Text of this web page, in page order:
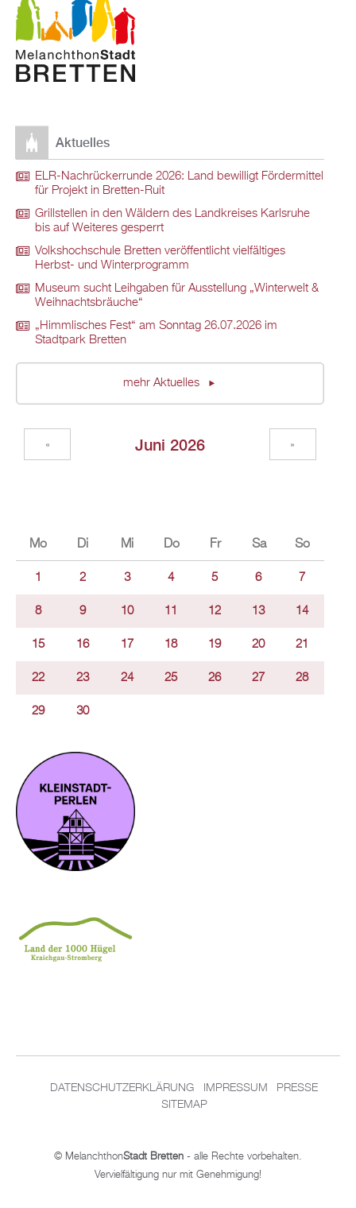
Aktuelles
ELR-Nachrückerrunde 2026: Land bewilligt Fördermittel
für Projekt in Bretten-Ruit
Grillstellen in den Wäldern des Landkreises Karlsruhe
bis auf Weiteres gesperrt
Volkshochschule Bretten veröffentlicht vielfältiges
Herbst- und Winterprogramm
Museum sucht Leihgaben für Ausstellung „Winterwelt &
Weihnachtsbräuche“
„Himmlisches Fest“ am Sonntag 26.07.2026 im
Stadtpark Bretten
mehr Aktuelles
Juni 2026
« »
Mo Di Mi Do Fr Sa So
1 2 3 4 5 6 7
8 9 10 11 12 13 14
15 16 17 18 19 20 21
22 23 24 25 26 27 28
29 30
DATENSCHUTZERKLÄRUNG IMPRESSUM
PRESSE
SITEMAP
© MelanchthonStadt Bretten - alle Rechte vorbehalten.
Vervielfältigung nur mit Genehmigung!